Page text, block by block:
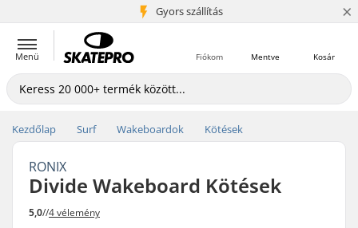
Gyors szállítás
5+ millió ügyfél ×
Menü Kosár
Mentve
Fiókom
Kezdőlap Surf Wakeboardok Kötések
RONIX
Divide Wakeboard Kötések
5,0//4 vélemény